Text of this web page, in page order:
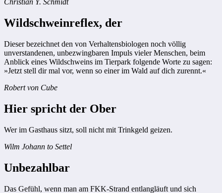
Christian Y. Schmidt
Wildschweinreflex, der
Dieser bezeichnet den von Verhaltensbiologen noch völlig
unverstandenen, unbezwingbaren Impuls vieler Menschen, beim
Anblick eines Wildschweins im Tierpark folgende Worte zu sagen:
»Jetzt stell dir mal vor, wenn so einer im Wald auf dich zurennt.«
Robert von Cube
Hier spricht der Ober
Wer im Gasthaus sitzt, soll nicht mit Trinkgeld geizen.
Wilm Johann to Settel
Unbezahlbar
Das Gefühl, wenn man am FKK-Strand entlangläuft und sich